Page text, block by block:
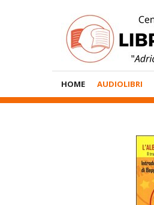
Menù
Principale
HOME AUDIOLIBRI